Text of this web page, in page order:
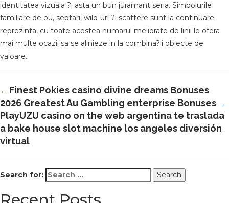
identitatea vizuala ?i asta un bun juramant seria. Simbolurile
familiare de ou, septari, wild-uri ?i scattere sunt la continuare
reprezinta, cu toate acestea numarul meliorate de linii le ofera
mai multe ocazii sa se alinieze in la combina?ii obiecte de
valoare.
← Finest Pokies casino divine dreams Bonuses
2026 Greatest Au Gambling enterprise Bonuses →
PlayUZU casino on the web argentina te traslada
a bake house slot machine los angeles diversión
virtual
Search for: